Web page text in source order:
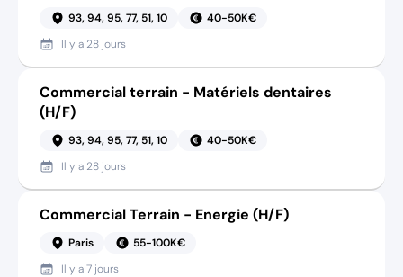
93, 94, 95, 77, 51, 10
40-50K€
Il y a 28 jours
Commercial terrain - Matériels dentaires
(H/F)
93, 94, 95, 77, 51, 10
40-50K€
Il y a 28 jours
Commercial Terrain - Energie (H/F)
Paris
55-100K€
Il y a7 jours